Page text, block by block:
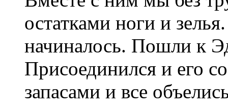
остатками ноги и
начиналось. Пошли к
Присоединился и его
запасами и все